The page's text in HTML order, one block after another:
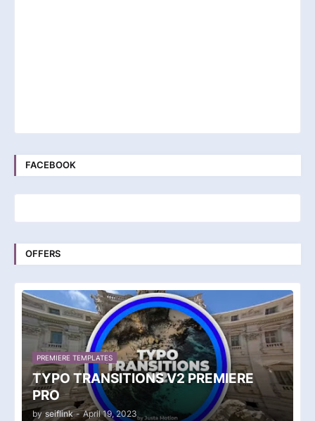
FACEBOOK
OFFERS
PREMIERE TEMPLATES
TYPO TRANSITIONS V2 PREMIERE
PRO
by seiflink - April 19, 2023